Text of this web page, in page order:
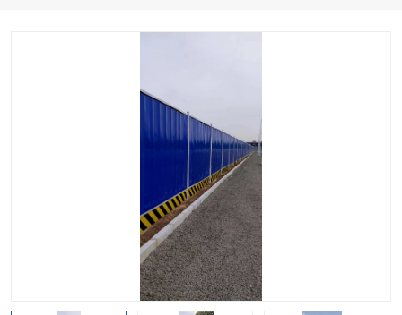
压型彩钢板
彩钢板
生产加工单板复合围挡 市